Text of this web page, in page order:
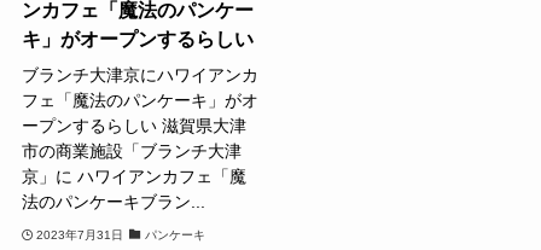
ンカフェ「魔法のパンケー
キ」がオープンするらしい
ブランチ大津京にハワイアンカ
フェ「魔法のパンケーキ」がオ
ープンするらしい 滋賀県大津
市の商業施設「ブランチ大津
京」に ハワイアンカフェ「魔
法のパンケーキブラン...
2023年7月31日 パンケーキ